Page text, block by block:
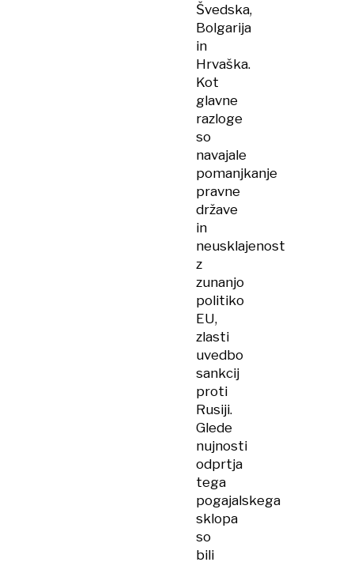
Švedska,
Bolgarija
in
Hrvaška.
Kot
glavne
razloge
so
navajale
pomanjkanje
pravne
države
in
neusklajenost
z
zunanjo
politiko
EU,
zlasti
uvedbo
sankcij
proti
Rusiji.
Glede
nujnosti
odprtja
tega
pogajalskega
sklopa
so
bili